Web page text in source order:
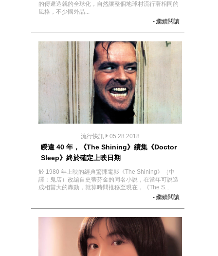
的傳遞造就的全球化，自然讓整個地球村流行著相同的
風格，不少國外品...
- 繼續閱讀
流行快訊 05.28.2018
睽違 40 年，《The Shining》續集《Doctor
Sleep》終於確定上映日期
於 1980 年上映的經典驚悚電影《The Shining》（中
譯：鬼店）改編自史蒂芬金的同名小說，在當年可說造
成相當大的轟動，就算時間推移至現在，《The S...
- 繼續閱讀